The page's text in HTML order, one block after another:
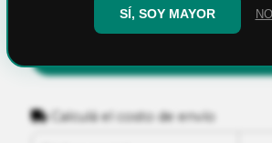
Calculá el costo de envío
SÍ, SOY MAYOR